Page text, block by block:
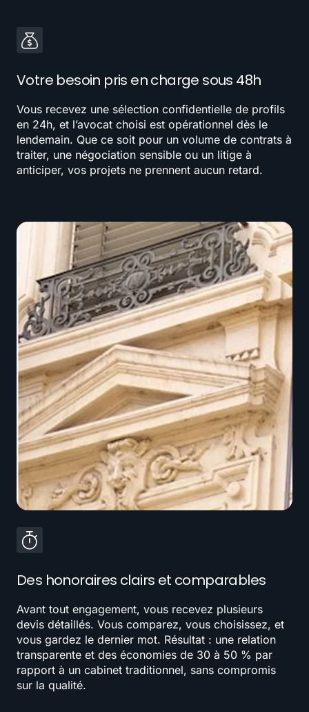
Votre besoin pris en charge sous 48h
Vous recevez une sélection confidentielle de profils
en 24h, et l’avocat choisi est opérationnel dès le
lendemain. Que ce soit pour un volume de contrats à
traiter, une négociation sensible ou un litige à
anticiper, vos projets ne prennent aucun retard.
Des honoraires clairs et comparables
Avant tout engagement, vous recevez plusieurs
devis détaillés. Vous comparez, vous choisissez, et
vous gardez le dernier mot. Résultat : une relation
transparente et des économies de 30 à 50 % par
rapport à un cabinet traditionnel, sans compromis
sur la qualité.